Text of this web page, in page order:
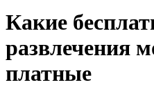
Какие
развлечения
платные